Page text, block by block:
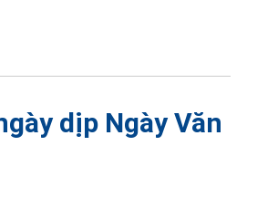
dịp Ngày Văn